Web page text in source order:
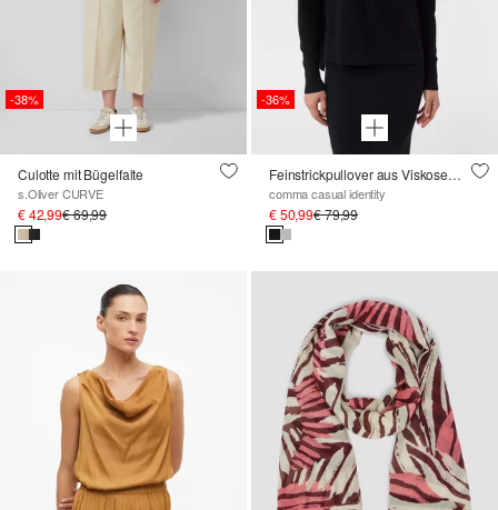
-38%
Culotte mit Bügelfalte
s.Oliver CURVE
€ 42,99€ 69,99
-36%
Feinstrickpullover aus Viskosemix mit Ziernaht
comma casual identity
€ 50,99€ 79,99